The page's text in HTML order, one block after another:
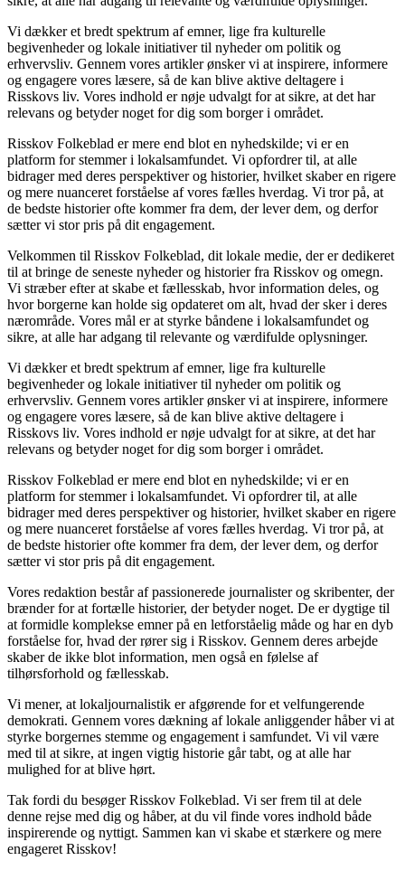
Vi dækker et bredt spektrum af emner, lige fra kulturelle
begivenheder og lokale initiativer til nyheder om politik og
erhvervsliv. Gennem vores artikler ønsker vi at inspirere, informere
og engagere vores læsere, så de kan blive aktive deltagere i
Risskovs liv. Vores indhold er nøje udvalgt for at sikre, at det har
relevans og betyder noget for dig som borger i området.
Risskov Folkeblad er mere end blot en nyhedskilde; vi er en
platform for stemmer i lokalsamfundet. Vi opfordrer til, at alle
bidrager med deres perspektiver og historier, hvilket skaber en rigere
og mere nuanceret forståelse af vores fælles hverdag. Vi tror på, at
de bedste historier ofte kommer fra dem, der lever dem, og derfor
sætter vi stor pris på dit engagement.
Velkommen til Risskov Folkeblad, dit lokale medie, der er dedikeret
til at bringe de seneste nyheder og historier fra Risskov og omegn.
Vi stræber efter at skabe et fællesskab, hvor information deles, og
hvor borgerne kan holde sig opdateret om alt, hvad der sker i deres
nærområde. Vores mål er at styrke båndene i lokalsamfundet og
sikre, at alle har adgang til relevante og værdifulde oplysninger.
Vi dækker et bredt spektrum af emner, lige fra kulturelle
begivenheder og lokale initiativer til nyheder om politik og
erhvervsliv. Gennem vores artikler ønsker vi at inspirere, informere
og engagere vores læsere, så de kan blive aktive deltagere i
Risskovs liv. Vores indhold er nøje udvalgt for at sikre, at det har
relevans og betyder noget for dig som borger i området.
Risskov Folkeblad er mere end blot en nyhedskilde; vi er en
platform for stemmer i lokalsamfundet. Vi opfordrer til, at alle
bidrager med deres perspektiver og historier, hvilket skaber en rigere
og mere nuanceret forståelse af vores fælles hverdag. Vi tror på, at
de bedste historier ofte kommer fra dem, der lever dem, og derfor
sætter vi stor pris på dit engagement.
Vores redaktion består af passionerede journalister og skribenter, der
brænder for at fortælle historier, der betyder noget. De er dygtige til
at formidle komplekse emner på en letforståelig måde og har en dyb
forståelse for, hvad der rører sig i Risskov. Gennem deres arbejde
skaber de ikke blot information, men også en følelse af
tilhørsforhold og fællesskab.
Vi mener, at lokaljournalistik er afgørende for et velfungerende
demokrati. Gennem vores dækning af lokale anliggender håber vi at
styrke borgernes stemme og engagement i samfundet. Vi vil være
med til at sikre, at ingen vigtig historie går tabt, og at alle har
mulighed for at blive hørt.
Tak fordi du besøger Risskov Folkeblad. Vi ser frem til at dele
denne rejse med dig og håber, at du vil finde vores indhold både
inspirerende og nyttigt. Sammen kan vi skabe et stærkere og mere
engageret Risskov!